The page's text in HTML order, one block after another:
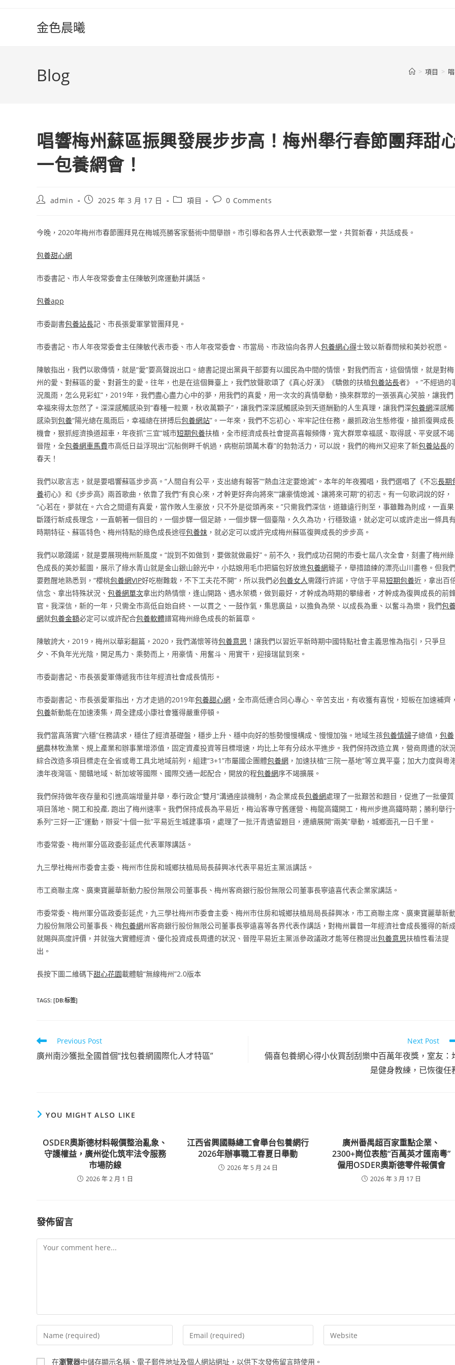
金色晨曦
Blog > 項目 >
唱響梅州蘇區振興發展步步高！梅州舉行春節團拜甜
一包養網會！
Postadmin
Post2025 年 3 月 17 日
Post項目
Post0 Comments
今晚，2020年梅州市春節團拜見在梅城亮勝客家藝術中間舉辦。市引導和各界人士代表歡聚一堂，共賀新春，共話成長。
包養甜心網
市委書記、市人年夜常委會主任陳敏列席運動并講話。
包養app
市委副書包養站長記、市長張愛軍掌管團拜見。
市委書記、市人年夜常委會主任陳敏代表市委、市人年夜常委會、市當局、市政協向各界人包養網心得士致以新春問候和美妙祝愿。
陳敏指出，我們以歌傳情，就是“愛”要高聲說出口。總書記提出黨員干部要有以國民為中間的情懷，對我們而言，這個情懷，就是對梅
州的愛、對蘇區的愛、對蒼生的愛。往年，也是在這個舞臺上，我們放聲歌頌了《真心好漢》《驕傲的扶植包養站長者》。“不經過的
況風雨，怎么見彩虹”，2019年，我們盡心盡力心中的夢，用我們的真愛，用一次次的真情舉動，換來群眾的一張張真心笑臉，讓我們
幸福來得太忽然了。深深感觸感染到“春種一粒粟，秋收萬顆子”，讓我們深深感觸感染到天道酬勤的人生真理，讓我們深包養網深感觸
感染到包養“陽光總在風雨后，幸福總在拼搏后包養網站”。一年來，我們不忘初心、牢牢記住任務，嚴抓政治生態修復，搶抓復興成長
機會，狠抓經濟換道超車，年夜抓“三宜”城市短期包養扶植，全市經濟成長社會提高喜報頻傳，寬大群眾幸福感、取得感、平安感不竭
晉陞，全包養網車馬費市高低日益浮現出“沉船側畔千帆過，病樹前頭萬木春”的勃勃活力，可以說，我們的梅州又迎來了新包養站長的
春天！
我們以歌言志，就是要唱響蘇區步步高。“人間自有公平，支出總有報答”“熱血注定要熄滅”。本年的年夜獨唱，我們選唱了《不忘長期
養初心》和《步步高》兩首歌曲，依靠了我們“有良心來，才幹更好奔向將來”“讓豪情熄滅、讓將來可期”的初志。有一句歌詞說的好，
“心若在，夢就在。六合之間還有真愛，當作敗人生豪放，只不外是從頭再來。”只需我們深信，道雖遠行則至，事雖難為則成，一直果
斷踐行新成長理念，一直朝著一個目的，一個步驟一個足跡，一個步驟一個臺階，久久為功，行穩致遠，就必定可以或許走出一條具
時期特征、蘇區特色、梅州特點的綠色成長途徑包養妹 ，就必定可以或許完成梅州蘇區復興成長的步步高。
我們以歌踐諾，就是要展現梅州新風度。“說到不如做到，要做就做最好”。前不久，我們成功召開的市委七屆八次全會，刻畫了梅州綠
色成長的美妙藍圖，展示了綠水青山就是金山銀山餘光中，小姑娘用毛巾把貓包好放進包養網籠子，舉措諳練的漂亮山川畫卷。但我們
要甦醒地熟悉到，“櫻桃包養網VIP好吃樹難栽，不下工夫花不開”，所以我們必包養女人需踐行許諾，守信于平易短期包養近，拿出百
信念、拿出特殊狀況、 包養網單次拿出灼熱情懷，逢山開路、遇水架橋，做到最好，才幹成為時期的攀緣者，才幹成為復興成長的前
官。我深信，新的一年，只需全市高低自始自終、一以貫之、一鼓作氣，集思廣益，以擔負為榮、以成長為重、以奮斗為樂，我們包
網就包養金額必定可以或許配合包養軟體譜寫梅州綠色成長的新篇章。
陳敏誇大，2019，梅州以華彩翻篇，2020，我們滿懷等待包養意思 ！讓我們以習近平新時期中國特點社會主義思惟為指引，只爭旦
夕、不負年光光陰，開足馬力、乘勢而上，用豪情、用奮斗、用實干，迎接瑞鼠到來。
市委副書記、市長張愛軍傳遞我市往年經濟社會成長情形。
市委副書記、市長張愛軍指出，方才走過的2019年包養甜心網 ，全市高低連合同心專心、辛苦支出，有收獲有喜悅，短板在加速補齊，
包養新動能在加速湊集，周全建成小康社會獲得嚴重停頓。
我們當真落實“六穩”任務請求，穩住了經濟基礎盤，穩步上升、穩中向好的態勢慢慢構成、慢慢加強。地域生孩包養情婦子總值， 包養
網農林牧漁業、規上產業和辦事業增添值，固定資產投資等目標增速，均比上年有分歧水平進步。我們保持改造立異，營商周遭的狀
綜合改造多項目標走在全省或粵工具北地域前列，組建“3+1”市屬國企團體包養網 ，加速扶植“三院一基地”等立異平臺；加大力度與粵
澳年夜灣區、閩贛地域、新加坡等國際、國際交通一起配合，開放的程包養網序不竭擴展。
我們保持做年夜存量和引進高端增量并舉，奉行政企“雙月”溝通座談機制，為企業成長包養網處理了一批艱苦和題目，促進了一批優質
項目落地、開工和投產, 跑出了梅州速率。我們保持成長為平易近，梅汕客專守舊運營、梅龍高鐵開工，梅州步進高鐵時期；勝利舉行
系列“三好一正”運動，辦妥“十個一批”平易近生城建事項，處理了一批汗青遺留題目，連續展開“兩美”舉動，城鄉面孔一日千里。
市委常委、梅州軍分區政委彭延虎代表軍隊講話。
九三學社梅州市委會主委、梅州市住房和城鄉扶植局局長薛興冰代表平易近主黨派講話。
市工商聯主席、廣東寶麗華新動力股份無限公司董事長、梅州客商銀行股份無限公司董事長寧遠喜代表企業家講話。
市委常委、梅州軍分區政委彭延虎，九三學社梅州市委會主委、梅州市住房和城鄉扶植局局長薛興冰，市工商聯主席、廣東寶麗華新動
力股份無限公司董事長、梅包養網州客商銀行股份無限公司董事長寧遠喜等各界代表作講話，對梅州曩昔一年經濟社會成長獲得的新
就賜與高度評價，并就強大實體經濟、優化投資成長周遭的狀況、晉陞平易近主黨派參政議政才能等任務提出包養意思扶植性看法提
出。
長按下圖二維碼下甜心花園載體驗“無線梅州”2.0版本
TAGS: [DB:标签]
Read
more
articles
Previous Post
廣州南沙獲批全國首個“找包養網國際化人才特區”
Next Post
倆喜包養網心得小伙買刮刮樂中百萬年夜獎，室友：
是健身教練，已恢復任
YOU MIGHT ALSO LIKE
OSDER奧斯德材料報價整治亂象、
守護權益，廣州從化筑牢法令服務
市場防線
2026 年 2 月 1 日
江西省興國縣總工會舉台包養網行
2026年辦事職工春夏日舉動
2026 年 5 月 24 日
廣州番禺超百家重點企業、
2300+崗位表態“百萬英才匯南粵”
僱用OSDER奧斯德零件報價會
2026 年 3 月 17 日
發佈留言
Comment
Enter
your
name
Enter
your
email
Enter
your
在瀏覽器中儲存顯示名稱、電子郵件地址及個人網站網址，以供下次發佈留言時使用。